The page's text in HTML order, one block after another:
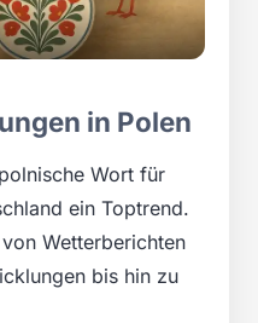
in Polen
Wort für
ein Toptrend.
Wetterberichten
bis hin zu